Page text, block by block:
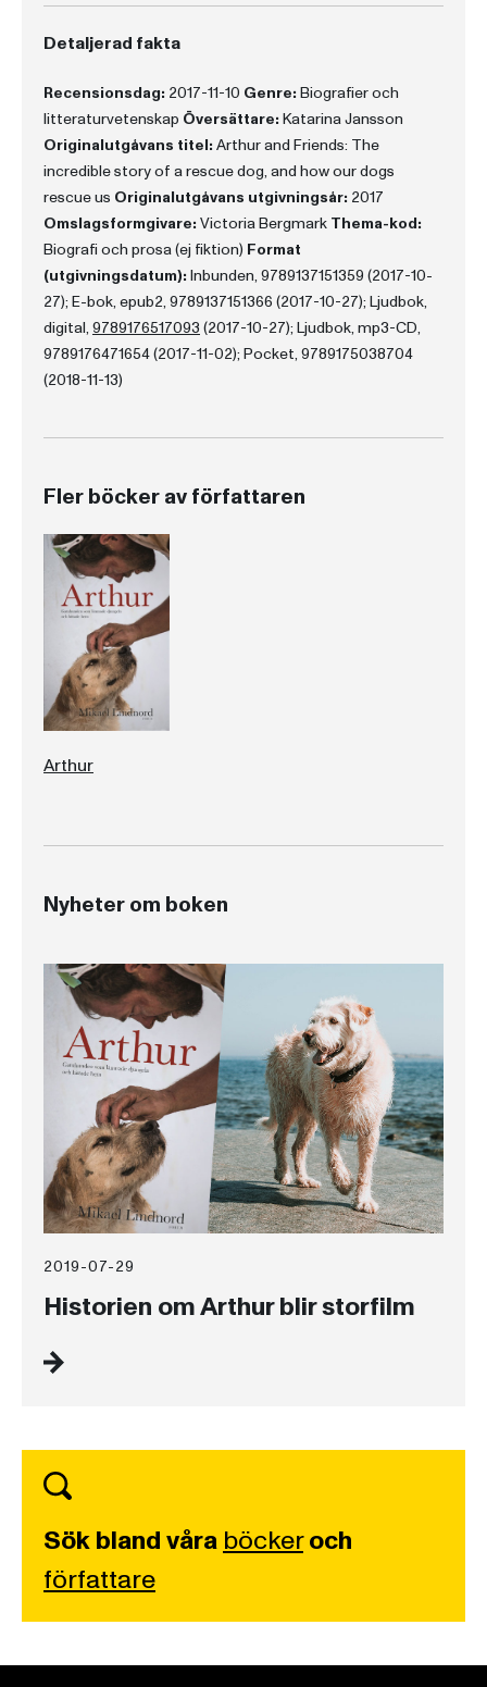
Detaljerad fakta
Recensionsdag: 2017-11-10 Genre: Biografier och
litteraturvetenskap Översättare: Katarina Jansson
Originalutgåvans titel: Arthur and Friends: The
incredible story of a rescue dog, and how our dogs
rescue us Originalutgåvans utgivningsår: 2017
Omslagsformgivare: Victoria Bergmark Thema-kod:
Biografi och prosa (ej fiktion) Format
(utgivningsdatum): Inbunden, 9789137151359 (2017-10-
27); E-bok, epub2, 9789137151366 (2017-10-27); Ljudbok,
digital, 9789176517093 (2017-10-27); Ljudbok, mp3-CD,
9789176471654 (2017-11-02); Pocket, 9789175038704
(2018-11-13)
Fler böcker av författaren
Arthur
Nyheter om boken
2019-07-29
Historien om Arthur blir storfilm
Sök bland våra böckeroch
författare